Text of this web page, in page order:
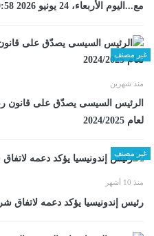
مع...اليوم الأربعاء، 24 يونيو 2026 10:58 صـ
غير مصنف
منذ شهرين
الرئيس السيسى يصدّق على قانون
لعام 2024/2025
غير مصنف
منذ 10 أشهر
رئيس إندونيسيا يؤكد دعمه لاتفاق